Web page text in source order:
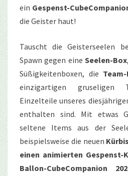
ein Gespenst-
die Geister haut!
Tauscht die Geisterseelen
Spawn gegen eineSeelen-Box
Süßigkeitenboxen, die
einzigartigen gruseligen
Einzelteile unseres
enthalten sind. Mit etwas
seltene Items aus der
beispielsweise die neuen
einen animierten Gespenst-
Ballon-CubeCompanion